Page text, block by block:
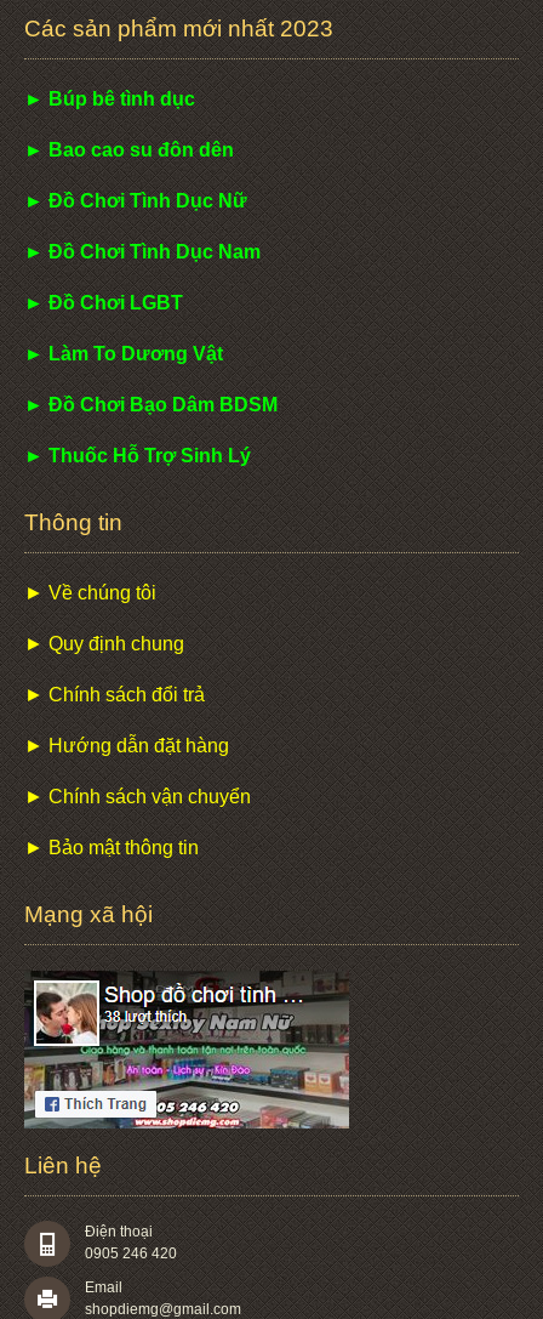
Các sản phẩm mới nhất 2023
► Búp bê tình dục
► Bao cao su đôn dên
► Đồ Chơi Tình Dục Nữ
► Đồ Chơi Tình Dục Nam
► Đồ Chơi LGBT
► Làm To Dương Vật
► Đồ Chơi Bạo Dâm BDSM
► Thuốc Hỗ Trợ Sinh Lý
Thông tin
► Về chúng tôi
► Quy định chung
► Chính sách đổi trả
► Hướng dẫn đặt hàng
► Chính sách vận chuyển
► Bảo mật thông tin
Mạng xã hội
Liên hệ
Điện thoại
0905 246 420
Email
shopdiemg@gmail.com